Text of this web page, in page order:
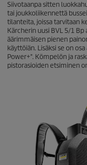
Siivotaanpa sitten
tai joukkoliikennettä
tilanteita, joissa tarvitaan
Kärcherin uusi BVL 5/1
äärimmäisen pienen
käyttöiän. Lisäksi se on
Power+". Kömpelön ja
pistorasioiden etsiminen